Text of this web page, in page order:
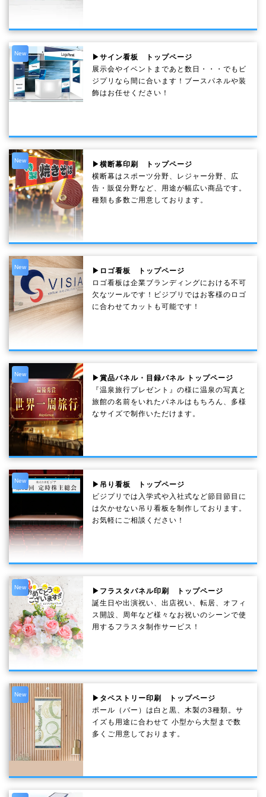
New
▶サイン看板 トップページ
展示会やイベントまであと数日・・・でもビ
ジプリなら間に合います！ブースパネルや装
飾はお任せください！
New
▶横断幕印刷 トップページ
横断幕はスポーツ分野、レジャー分野、広
告・販促分野など、用途が幅広い商品です。
種類も多数ご用意しております。
New
▶ロゴ看板 トップページ
ロゴ看板は企業ブランディングにおける不可
欠なツールです！ビジプリではお客様のロゴ
に合わせてカットも可能です！
New
▶賞品パネル・目録パネル トップページ
『温泉旅行プレゼント』の様に温泉の写真と
旅館の名前をいれたパネルはもちろん、多様
なサイズで制作いただけます。
New
▶吊り看板 トップページ
ビジプリでは入学式や入社式など節目節目に
は欠かせない吊り看板を制作しております。
お気軽にご相談ください！
New
▶フラスタパネル印刷 トップページ
誕生日や出演祝い、出店祝い、転居、オフィ
ス開設、周年など様々なお祝いのシーンで使
用するフラスタ制作サービス！
New
▶タペストリー印刷 トップページ
ポール（バー）は白と黒、木製の3種類。サ
イズも用途に合わせて 小型から大型まで数
多くご用意しております。